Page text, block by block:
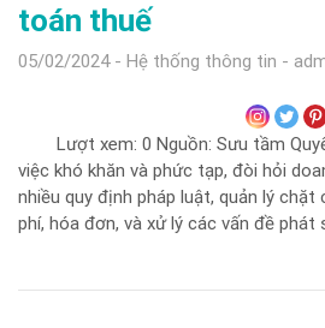
toán thuế
05/02/2024 Hệ thống thông tin
Lượt xem: 0 Nguồn: Sưu tầm
việc khó khăn và phức tạp, đòi hỏi
nhiều quy định pháp luật, quản lý
phí, hóa đơn, và xử lý các vấn đề phát